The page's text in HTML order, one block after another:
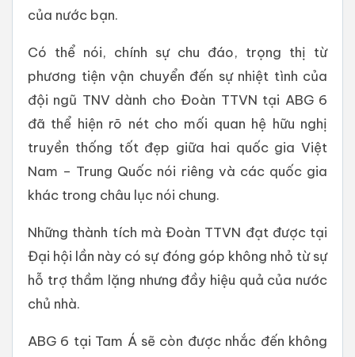
của nước bạn.
Có thể nói, chính sự chu đáo, trọng thị từ
phương tiện vận chuyển đến sự nhiệt tình của
đội ngũ TNV dành cho Đoàn TTVN tại ABG 6
đã thể hiện rõ nét cho mối quan hệ hữu nghị
truyền thống tốt đẹp giữa hai quốc gia Việt
Nam – Trung Quốc nói riêng và các quốc gia
khác trong châu lục nói chung.
Những thành tích mà Đoàn TTVN đạt được tại
Đại hội lần này có sự đóng góp không nhỏ từ sự
hỗ trợ thầm lặng nhưng đầy hiệu quả của nước
chủ nhà.
ABG 6 tại Tam Á sẽ còn được nhắc đến không